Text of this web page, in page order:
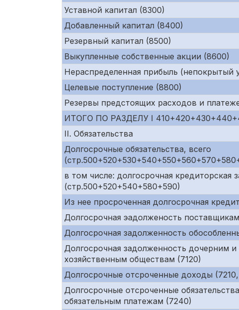
Уставной капитал (8300)
Добавленный капитал (8400)
Резервный капитал (8500)
Выкупленные собственные акции (8600)
Нераспределенная прибыль (непокрытый
Целевые поступление (8800)
Резервы предстоящих расходов и
ИТОГО ПО РАЗДЕЛУ I
II. Обязательства
Долгосрочные обязательства, всего
в том числе: долгосрочная кредиторская
(стр.500+520+540+580+590)
Из нее просроченная долгосрочная
Долгосрочная эадолженость
Долгосрочная задолженность
Долгосрочная задолженность дочерним
хозяйственным обществам (7120)
Долгосрочные отсроченные доходы
Долгосрочные отсроченные
обязательным платежам (7240)